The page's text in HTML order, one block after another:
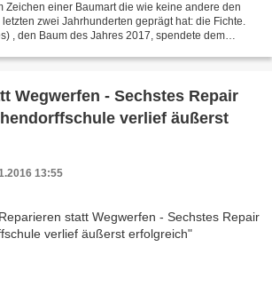
Zeichen einer Baumart die wie keine andere den
zwei Jahrhunderten geprägt hat: die Fichte.
, den Baum des Jahres 2017, spendete dem
Wegwerfen - Sechstes Repair
verlief äußerst
13:55